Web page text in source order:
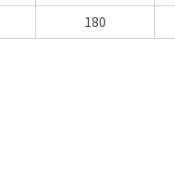
180